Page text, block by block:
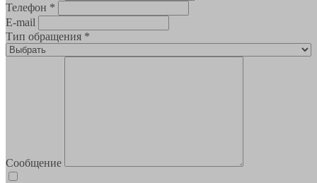
Телефон *
E-mail
Тип обращения *
Сообщение